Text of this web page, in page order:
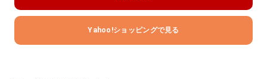
Yahoo!ショッピングで見る